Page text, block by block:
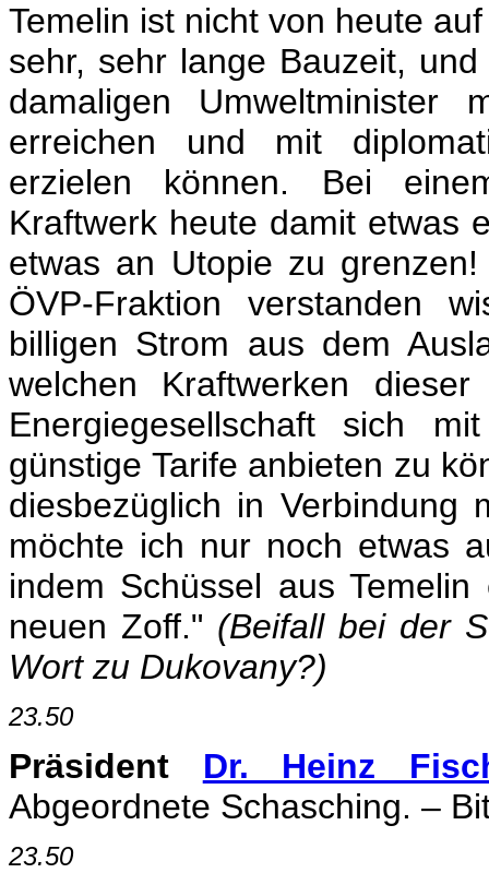
Temelin ist nicht von heute
sehr, sehr lange Bauzeit,
damaligen
erreichen und mit
erzielen können. Bei
Kraftwerk heute damit etwas
etwas an Utopie zu
ÖVP-Fraktion verstanden
billigen Strom aus dem
welchen Kraftwerken
Energiegesellschaft sich
günstige Tarife anbieten zu
diesbezüglich in Verbindung
möchte ich nur noch etwas
indem Schüssel aus
neuen Zoff." (Beifall bei der
Wort zu Dukovany?)
23.50
Präsident Dr. Heinz
Abgeordnete Schasching. –
23.50